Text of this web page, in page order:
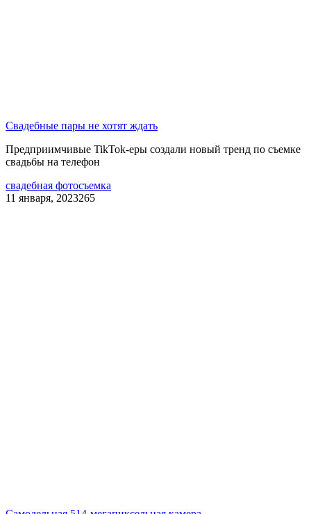
Свадебные пары не хотят ждать
Предприимчивые TikTok-еры создали новый тренд по съемке
свадьбы на телефон
свадебная фотосъемка
11 января, 2023265